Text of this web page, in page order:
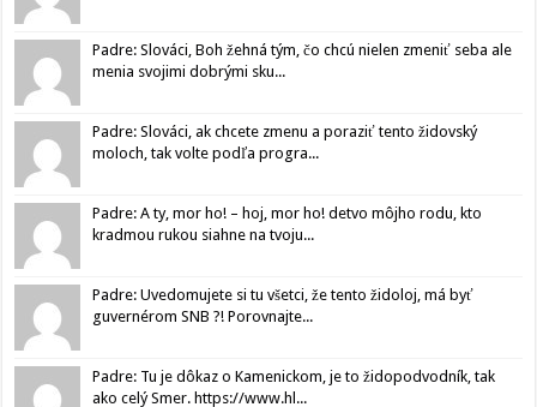
Padre: Slováci, Boh žehná tým, čo chcú nielen zmeniť seba ale
menia svojimi dobrými sku...
Padre: Slováci, ak chcete zmenu a poraziť tento židovský
moloch, tak volte podľa progra...
Padre: A ty, mor ho! – hoj, mor ho! detvo môjho rodu, kto
kradmou rukou siahne na tvoju...
Padre: Uvedomujete si tu všetci, že tento židoloj, má byť
guvernérom SNB ?! Porovnajte...
Padre: Tu je dôkaz o Kamenickom, je to židopodvodník, tak
ako celý Smer. https://www.hl...